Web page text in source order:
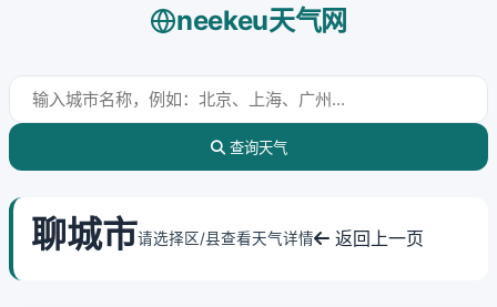
neekeu天气网
查询天气
聊城市请选择区/县查看天气详情 返回上一页